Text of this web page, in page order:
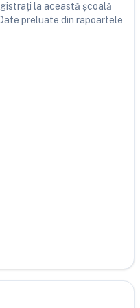
la această școală
preluate din rapoartele